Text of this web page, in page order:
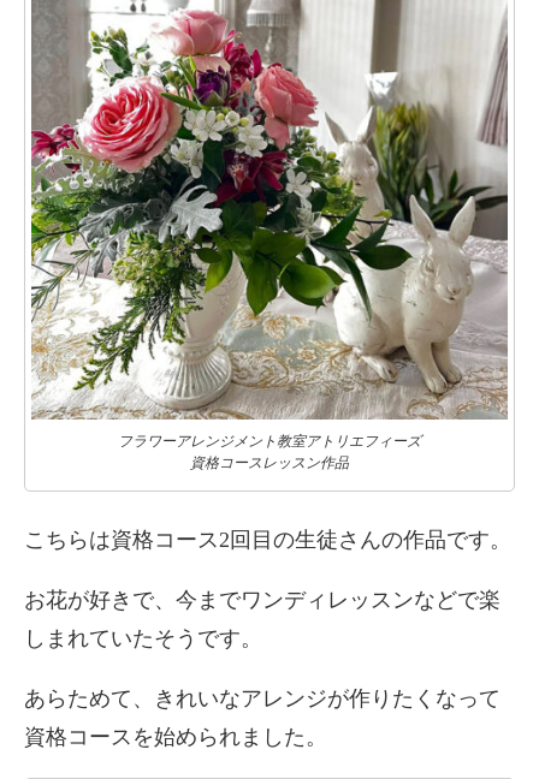
フラワーアレンジメント教室アトリエフィーズ
資格コースレッスン作品
こちらは資格コース2回目の生徒さんの作品です。
お花が好きで、今までワンディレッスンなどで楽
しまれていたそうです。
あらためて、きれいなアレンジが作りたくなって
資格コースを始められました。